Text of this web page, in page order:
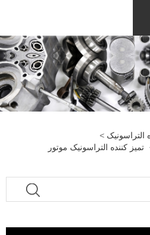
التراسونیک >
تمیز کننده التراسونیک موتور